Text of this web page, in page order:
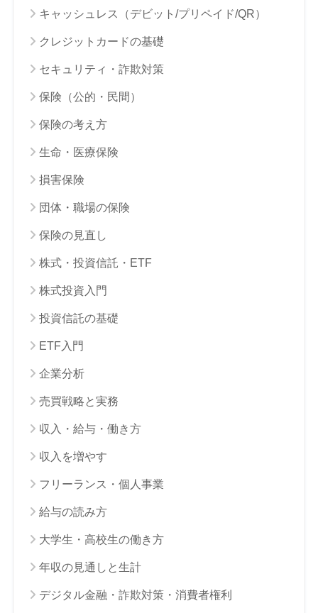
キャッシュレス（デビット/プリペイド/QR）
クレジットカードの基礎
セキュリティ・詐欺対策
保険（公的・民間）
保険の考え方
生命・医療保険
損害保険
団体・職場の保険
保険の見直し
株式・投資信託・ETF
株式投資入門
投資信託の基礎
ETF入門
企業分析
売買戦略と実務
収入・給与・働き方
収入を増やす
フリーランス・個人事業
給与の読み方
大学生・高校生の働き方
年収の見通しと生計
デジタル金融・詐欺対策・消費者権利